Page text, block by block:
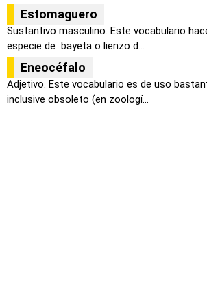
Estomaguero
Sustantivo masculino. Este vocabulario
especie de bayeta o lienzo d...
Eneocéfalo
Adjetivo. Este vocabulario es de uso
inclusive obsoleto (en zoologí...